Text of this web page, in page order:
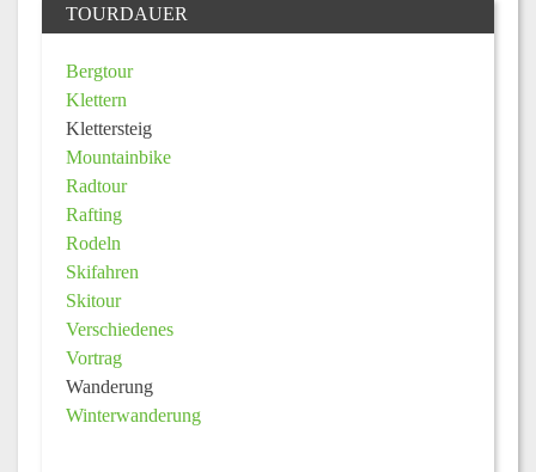
TOURDAUER
Bergtour
Klettern
Klettersteig
Mountainbike
Radtour
Rafting
Rodeln
Skifahren
Skitour
Verschiedenes
Vortrag
Wanderung
Winterwanderung